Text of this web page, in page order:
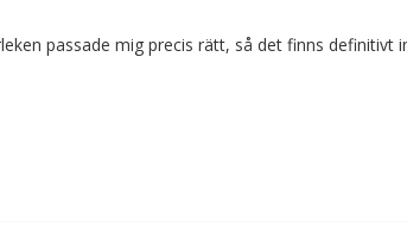
passade mig precis rätt, så det finns